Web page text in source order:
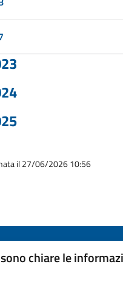
il 27/06/2026 10:56
chiare le